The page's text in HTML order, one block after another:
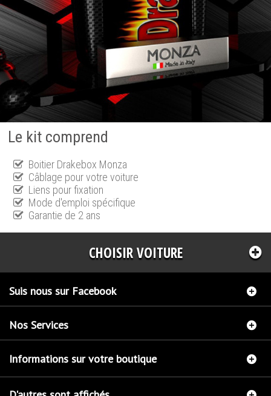
Le kit comprend
Boitier Drakebox Monza
Câblage pour votre voiture
Liens pour fixation
Mode d'emploi spécifique
Garantie de 2 ans
CHOISIR VOITURE
Suis nous sur Facebook
Nos Services
Informations sur votre boutique